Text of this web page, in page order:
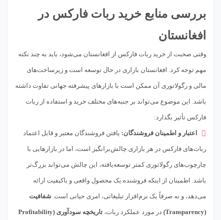
بررسی منابع خرید ربات فارکس در
افغانستان
وقتی صحبت از خرید ربات فارکس از افغانستان می‌شود، باید به چند نکته
مهم توجه کرد. افغانستان بازاری در حال توسعه است و زیرساخت‌های
مالی و رگولاتوری آن ممکن است با بازارهای پیشرفته جهانی تفاوت داشته
باشد. این موضوع می‌تواند بر جنبه‌های مختلف خرید و استفاده از ربات
فارکس تأثیر بگذارد:
اعتبار و اطمینان فروشندگان: یافتن فروشندگان معتبر و قابل اعتماد
ربات‌های فارکس در هر بازاری چالش‌برانگیز است، اما در بازارهایی با
چارچوب‌های رگولاتوری کمتر توسعه‌یافته، این چالش می‌تواند بزرگ‌تر
باشد. اطمینان از اینکه فروشنده یک محصول واقعی و باکیفیت ارائه
می‌دهد، و نه صرفاً یک نرم‌افزار تبلیغاتی، امری حیاتی است. شفافیت
(Transparency) در مورد عملکرد ربات، تاریخچه سودآوری (Profitability